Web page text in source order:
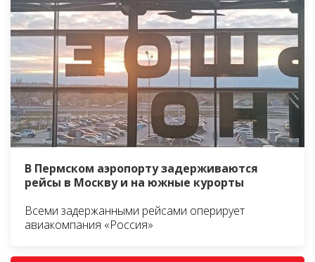
В Пермском аэропорту задерживаются
рейсы в Москву и на южные курорты
Всеми задержанными рейсами оперирует
авиакомпания «Россия»